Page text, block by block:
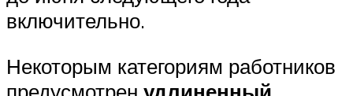
включительно.
Некоторым категориям работников
предусмотрен удлиненный